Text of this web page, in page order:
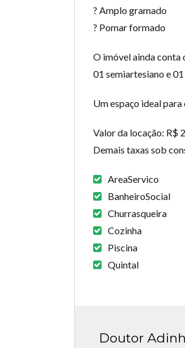
? Amplo gramado
? Pomar formado
O imóvel ainda conta
01 semiartesiano e
Um espaço ideal
Valor da locação: R$
Demais taxas sob
AreaServico
BanheiroSocial
Churrasqueira
Cozinha
Piscina
Quintal
Doutor